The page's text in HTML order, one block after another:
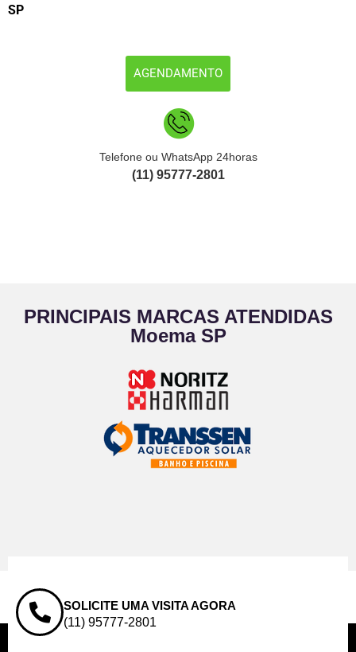
SP
AGENDAMENTO
Telefone ou WhatsApp 24horas
(11) 95777-2801
PRINCIPAIS MARCAS ATENDIDAS
Moema SP
SOLICITE UMA VISITA AGORA
(11) 95777-2801